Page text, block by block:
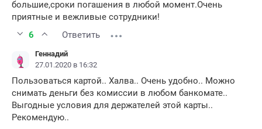
большие,сроки погашения в любой момент.Очень
приятные и вежливые сотрудники!
6
Ответить
Геннадий
27.01.2020 в 16:32
Пользоваться картой.. Халва.. Очень удобно.. Можно
снимать деньги без комиссии в любом банкомате..
Выгодные условия для держателей этой карты..
Рекомендую..